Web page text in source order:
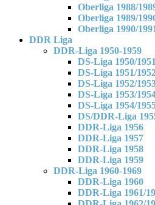
Oberliga 1988/
Oberliga 1989/
Oberliga 1990/
DDR Liga
DDR-Liga 1950-1959
DS-Liga 1950/1951
DS-Liga 1951/
DS-Liga 1952/
DS-Liga 1953/
DS-Liga 1954/
DS/DDR-Liga
DDR-Liga 1956
DDR-Liga 1957
DDR-Liga 1958
DDR-Liga 1959
DDR-Liga 1960-1969
DDR-Liga 1960
DDR-Liga 1961/